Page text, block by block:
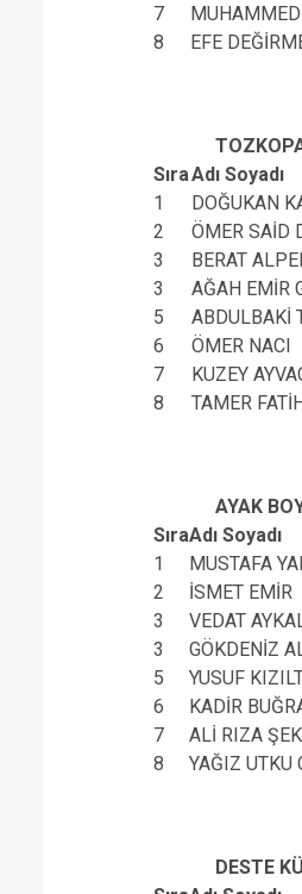
7
8
EFE
SıraAdı Soyadı
1
DOĞUKAN
2
ÖMER SAİD
3
BERAT
3
AĞAH EMİR
5
ABDULBAKİ
6
ÖMER NACI
7
KUZEY
8
TAMER
AYAK
SıraAdı Soyadı
1
MUSTAFA
2
İSMET EMİR
3
VEDAT
3
GÖKDENİZ
5
YUSUF
6
KADİR
7
ALİ RIZA
8
YAĞIZ UTKU
DESTE